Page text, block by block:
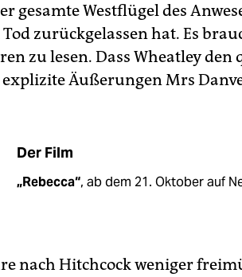
gesamte Westflügel des
zurückgelassen hat. Es
zu lesen. Dass Wheat­ley
Äußerungen Mrs
Der Film
„Rebecca“, ab dem 21. Oktober auf
nach Hitchcock weniger